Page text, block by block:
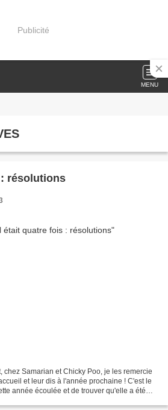
Publicité
MENU
résolutions
chez Samarian et Chicky Poo, je les remercie
et leur dis à l'année prochaine ! C'est le
année écoulée et de trouver qu'elle a été